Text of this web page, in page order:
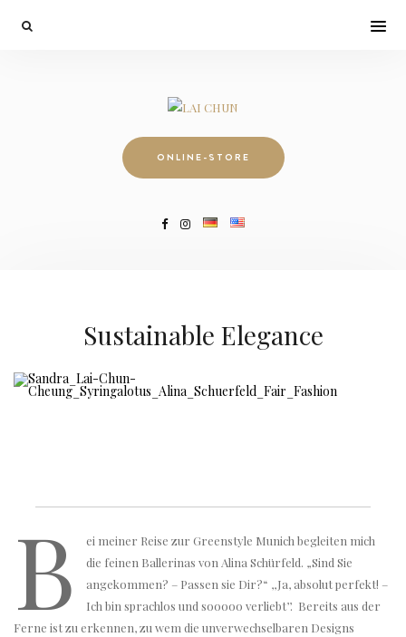
ONLINE-STORE
Sustainable Elegance
B
ei meiner Reise zur Greenstyle Munich begleiten mich
die feinen Ballerinas von Alina Schürfeld. „Sind Sie
angekommen? – Passen sie Dir?“ ,,Ja, absolut perfekt! –
Ich bin sprachlos und sooooo verliebt’’. Bereits aus der
Ferne ist zu erkennen, zu wem die unverwechselbaren Designs